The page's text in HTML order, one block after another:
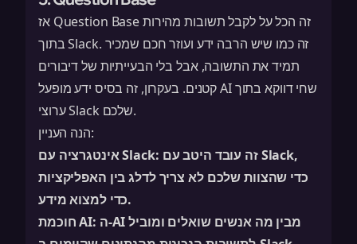
אז Question Base זה הכל על לקבל תשובות מהירות
בתוך Slack. זה כמו שיש הרבה ידע ועוזר חכם שמכיר
תמיד את התשובה, אבל בלי הבעייתיות של דיבורים
קטנים. בעקרון, זה בסיס ידע מופעל AI שחי דווקא בתוך
ערוצי Slack שלכם.
הנה העניין:
אינטגרציה עם Slack:
כדי שהצוות שלכם לא צריך לדלג בין האפליקציות
כדי למצוא מידע.
חוכמת AI: